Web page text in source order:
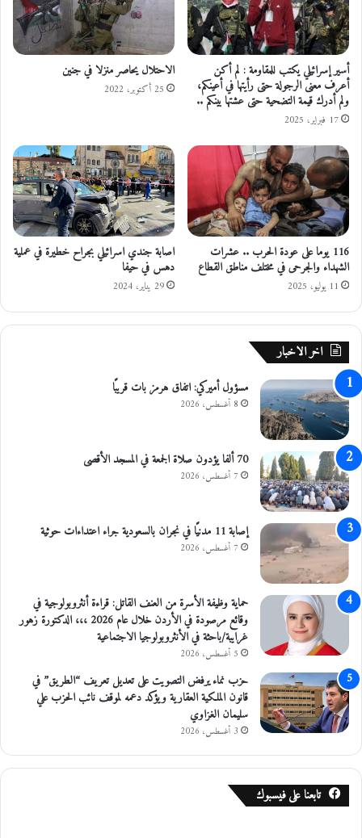
ك
و
م
ي
ة
و
ج
ا
ع
ة
ص
ف
ي
ة
و
ط
ا
ص
و
م
ا
ل
م
ن
ب
ي
ت
ل
ح
أسير إسرائيلي يكتب للمقاومة : لم أكن
أعرف معنى الرجولة حتى رأيتها في أعينكم،
ولم أدرك قيمة التضحية حتى عشتها بينكم ..
17 فبراير، 2025
الاحتلال يحاصر منزلا في جنين
25 أكتوبر، 2022
116 يوما على عودة الحرب .. عشرات
الشهداء والجرحى في مختلف مناطق القطاع
11 يوليو، 2025
اصابة جندي اسرائيلي بجراح خطيرة في عملية
دهس في حيفا
29 يناير، 2024
اخر الاخبار
مسؤول أميركي: اتفاق هرمز بات قريبًا
8 أغسطس، 2026
70 ألفا يؤدون صلاة الجمعة في المسجد الأقصى
7 أغسطس، 2026
إصابة 11 مدنيًا في نجران بالسعودية جراء اعتداءات حوثية
7 أغسطس، 2026
حماية وظيفة الأسرة من العنف القاتل: قراءة أنثروبولوجية في
وقائع مرصودة في الأردن خلال عام 2026 ،،، الدكتورة زهور
غرايبة/باحثة في الأنثروبولوجيا الاجتماعية
5 أغسطس، 2026
حزب نماء يرفض التصويت على تعديل تعريف “الطريق” في
قانون الملكية العقارية ويؤكد دعمه لموقف نائب الحزب علي
سليمان الغزاوي
3 أغسطس، 2026
تابعنا على فيسبوك